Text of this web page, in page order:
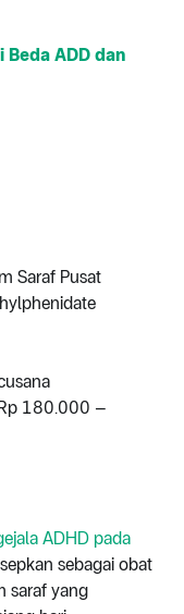
ADD dan
Saraf Pusat
180.000 –
ADHD pada
sebagai obat
saraf yang